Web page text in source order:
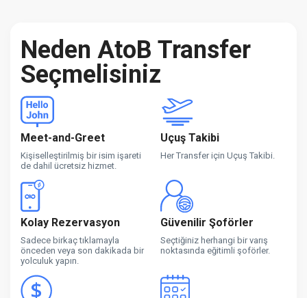
Neden AtoB Transfer
Seçmelisiniz
Meet-and-Greet
Kişiselleştirilmiş bir isim işareti
de dahil ücretsiz hizmet.
Uçuş Takibi
Her Transfer için Uçuş Takibi.
Kolay Rezervasyon
Sadece birkaç tıklamayla
önceden veya son dakikada bir
yolculuk yapın.
Güvenilir Şoförler
Seçtiğiniz herhangi bir varış
noktasında eğitimli şoförler.